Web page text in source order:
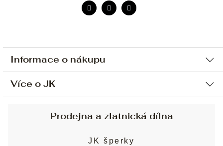
Informace o nákupu
Ochrana osobních údajů
Sjednání osobní schůzky
Obchodní podmínky
Více o JK
Prodejna a zlatnická dílna
JK šperky